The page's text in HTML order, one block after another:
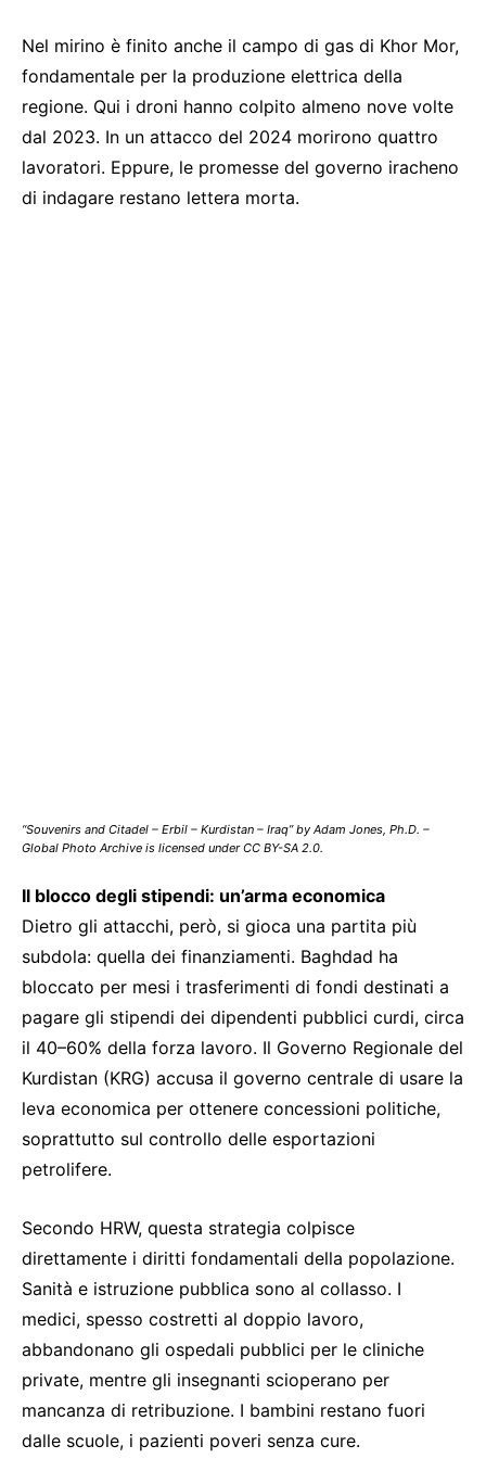
Nel mirino è finito anche il campo di gas di Khor Mor,
fondamentale per la produzione elettrica della
regione. Qui i droni hanno colpito almeno nove volte
dal 2023. In un attacco del 2024 morirono quattro
lavoratori. Eppure, le promesse del governo iracheno
di indagare restano lettera morta.
“Souvenirs and Citadel – Erbil – Kurdistan – Iraq” by Adam Jones, Ph.D. –
Global Photo Archive is licensed under CC BY-SA 2.0.
Il blocco degli stipendi: un’arma economica
Dietro gli attacchi, però, si gioca una partita più
subdola: quella dei finanziamenti. Baghdad ha
bloccato per mesi i trasferimenti di fondi destinati a
pagare gli stipendi dei dipendenti pubblici curdi, circa
il 40–60% della forza lavoro. Il Governo Regionale del
Kurdistan (KRG) accusa il governo centrale di usare la
leva economica per ottenere concessioni politiche,
soprattutto sul controllo delle esportazioni
petrolifere.
Secondo HRW, questa strategia colpisce
direttamente i diritti fondamentali della popolazione.
Sanità e istruzione pubblica sono al collasso. I
medici, spesso costretti al doppio lavoro,
abbandonano gli ospedali pubblici per le cliniche
private, mentre gli insegnanti scioperano per
mancanza di retribuzione. I bambini restano fuori
dalle scuole, i pazienti poveri senza cure.